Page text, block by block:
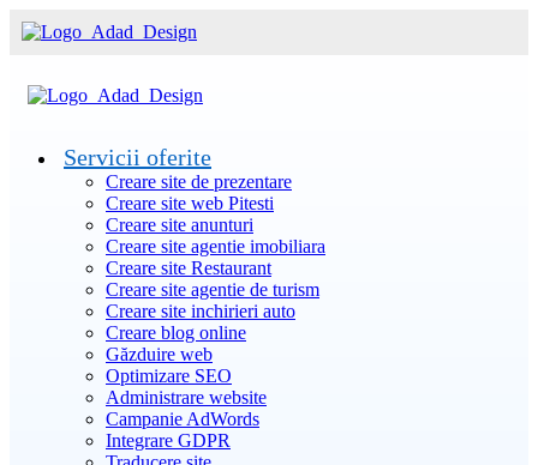
Servicii oferite
Creare site de prezentare
Creare site web Pitesti
Creare site anunturi
Creare site agentie imobiliara
Creare site Restaurant
Creare site agentie de turism
Creare site inchirieri auto
Creare blog online
Găzduire web
Optimizare SEO
Administrare website
Campanie AdWords
Integrare GDPR